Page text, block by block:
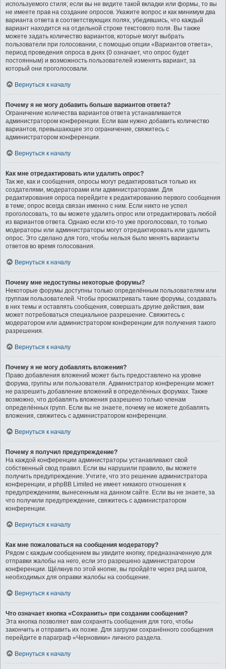
используемого стиля; если вы не видите такой вкладки или формы, то вы
не имеете прав на создание опросов. Укажите вопрос и как минимум два
варианта ответа в соответствующих полях, убедившись, что каждый
вариант находится на отдельной строке текстового поля. Вы также
можете задать количество вариантов, которые могут выбрать
пользователи при голосовании, с помощью опции «Вариантов ответа»,
период проведения опроса в днях (0 означает, что опрос будет
постоянным) и возможность пользователей изменять вариант, за
который они проголосовали.
Вернуться к началу
Почему я не могу добавить больше вариантов ответа?
Ограничение количества вариантов ответа устанавливается
администратором конференции. Если вам нужно добавить количество
вариантов, превышающее это ограничение, свяжитесь с
администратором конференции.
Вернуться к началу
Как мне отредактировать или удалить опрос?
Так же, как и сообщения, опросы могут редактироваться только их
создателями, модераторами или администраторами. Для
редактирования опроса перейдите к редактированию первого сообщения
в теме; опрос всегда связан именно с ним. Если никто не успел
проголосовать, то вы можете удалить опрос или отредактировать любой
из вариантов ответа. Однако если кто-то уже проголосовал, то только
модераторы или администраторы могут отредактировать или удалить
опрос. Это сделано для того, чтобы нельзя было менять варианты
ответов во время голосования.
Вернуться к началу
Почему мне недоступны некоторые форумы?
Некоторые форумы доступны только определённым пользователям или
группам пользователей. Чтобы просматривать такие форумы, создавать
в них темы и оставлять сообщения, совершать другие действия, вам
может потребоваться специальное разрешение. Свяжитесь с
модератором или администратором конференции для получения такого
разрешения.
Вернуться к началу
Почему я не могу добавлять вложения?
Право добавления вложений может быть предоставлено на уровне
форума, группы или пользователя. Администратор конференции может
не разрешить добавление вложений в определённых форумах. Также
возможно, что добавлять вложения разрешено только членам
определённых групп. Если вы не знаете, почему не можете добавлять
вложения, свяжитесь с администратором конференции.
Вернуться к началу
Почему я получил предупреждение?
На каждой конференции администраторы устанавливают свой
собственный свод правил. Если вы нарушили правило, вы можете
получить предупреждение. Учтите, что это решение администратора
конференции, и phpBB Limited не имеет никакого отношения к
предупреждениям, вынесенным на данном сайте. Если вы не знаете, за
что получили предупреждение, свяжитесь с администратором
конференции.
Вернуться к началу
Как мне пожаловаться на сообщения модератору?
Рядом с каждым сообщением вы увидите кнопку, предназначенную для
отправки жалобы на него, если это разрешено администратором
конференции. Щёлкнув по этой кнопке, вы пройдёте через ряд шагов,
необходимых для оправки жалобы на сообщение.
Вернуться к началу
Что означает кнопка «Сохранить» при создании сообщения?
Эта кнопка позволяет вам сохранять сообщения для того, чтобы
закончить и отправить их позже. Для загрузки сохранённого сообщения
перейдите в параграф «Черновики» личного раздела.
Вернуться к началу